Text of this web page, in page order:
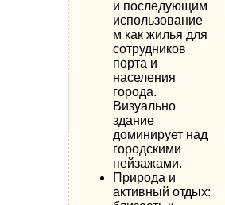
и последующим
использование
м как жилья для
сотрудников
порта и
населения
города.
Визуально
здание
доминирует над
городскими
пейзажами.
Природа и
активный отдых: